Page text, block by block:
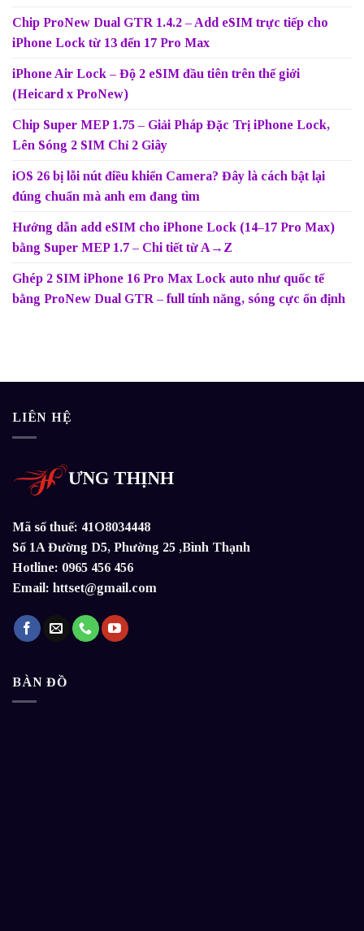
Chip ProNew Dual GTR 1.4.2 – Add eSIM trực tiếp cho
iPhone Lock từ 13 đến 17 Pro Max
iPhone Air Lock – Độ 2 eSIM đầu tiên trên thế giới
(Heicard x ProNew)
Chip Super MEP 1.75 – Giải Pháp Đặc Trị iPhone Lock,
Lên Sóng 2 SIM Chỉ 2 Giây
iOS 26 bị lỗi nút điều khiển Camera? Đây là cách bật lại
đúng chuẩn mà anh em đang tìm
Hướng dẫn add eSIM cho iPhone Lock (14–17 Pro Max)
bằng Super MEP 1.7 – Chi tiết từ A→Z
Ghép 2 SIM iPhone 16 Pro Max Lock auto như quốc tế
bằng ProNew Dual GTR – full tính năng, sóng cực ổn định
LIÊN HỆ
ƯNG THỊNH
Mã số thuế: 41O8034448
Số 1A Đường D5, Phường 25 ,Bình Thạnh
Hotline: 0965 456 456
Email: httset@gmail.com
BÀN ĐỒ